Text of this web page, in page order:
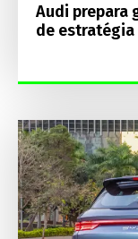
Audi prepara
de